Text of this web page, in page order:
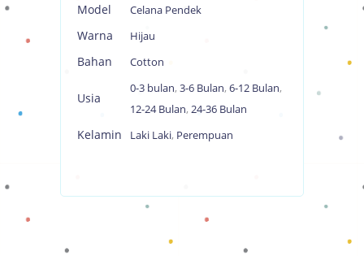
Model Celana Pendek
Warna Hijau
Bahan Cotton
Usia
0-3 bulan, 3-6 Bulan, 6-12 Bulan,
12-24 Bulan, 24-36 Bulan
Kelamin Laki Laki, Perempuan